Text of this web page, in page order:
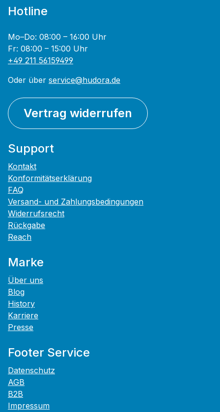
Hotline
Mo–Do: 08:00 – 16:00 Uhr
Fr: 08:00 – 15:00 Uhr
+49 211 56159499
Oder über service@hudora.de
Vertrag widerrufen
Support
Kontakt
Konformitätserklärung
FAQ
Versand- und Zahlungsbedingungen
Widerrufsrecht
Rückgabe
Reach
Marke
Über uns
Blog
History
Karriere
Presse
Footer Service
Datenschutz
AGB
B2B
Impressum